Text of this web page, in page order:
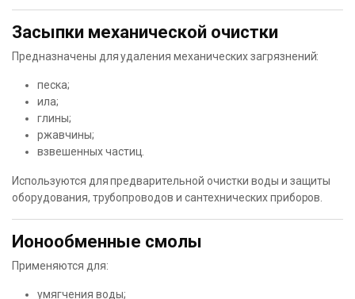
Засыпки механической очистки
Предназначены для удаления механических загрязнений:
песка;
ила;
глины;
ржавчины;
взвешенных частиц.
Используются для предварительной очистки воды и защиты
оборудования, трубопроводов и сантехнических приборов.
Ионообменные смолы
Применяются для:
умягчения воды;